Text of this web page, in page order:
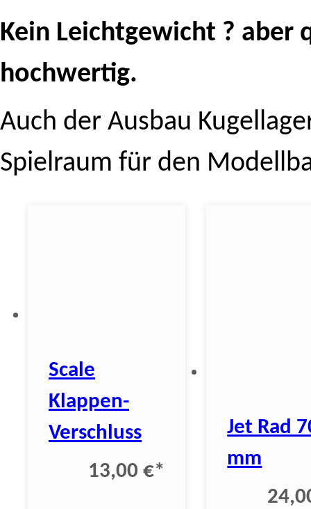
Kein Leichtgewicht ? aber
hochwertig.
Auch der Ausbau
Spielraum für den
Scale
Klappen-
Verschluss
13,00 €*
Jet Rad
mm